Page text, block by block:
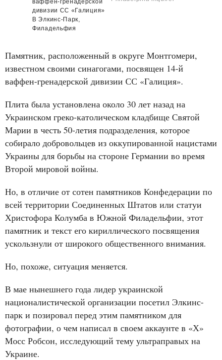
ваффен-гренадерской
дивизии СС «Галиция»
В Элкинс-Парк,
Филадельфия
Памятник, расположенный в округе Монтгомери,
известном своими синагогами, посвящен 14-й
ваффен-гренадерской дивизии СС «Галиция».
Плита была установлена около 30 лет назад на
Украинском греко-католическом кладбище Святой
Марии в честь 50-летия подразделения, которое
собирало добровольцев из оккупированной нацистами
Украины для борьбы на стороне Германии во время
Второй мировой войны.
Но, в отличие от сотен памятников Конфедерации по
всей территории Соединенных Штатов или статуи
Христофора Колумба в Южной Филадельфии, этот
памятник и текст его кириллического посвящения
ускользнули от широкого общественного внимания.
Но, похоже, ситуация меняется.
В мае нынешнего года лидер украинской
националистической организации посетил Элкинс-
парк и позировал перед этим памятником для
фотографии, о чем написал в своем аккаунте в «Х»
Мосс Робсон, исследующий тему ультраправых на
Украине.